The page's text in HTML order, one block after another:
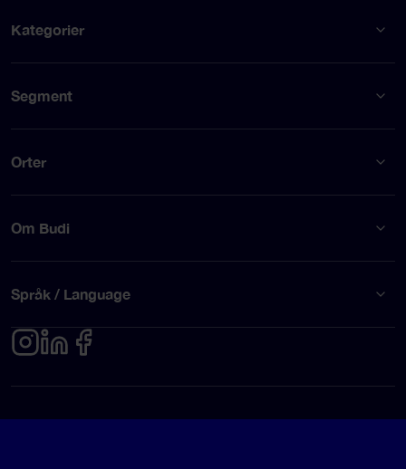
Kategorier
Segment
Orter
Om Budi
Språk / Language